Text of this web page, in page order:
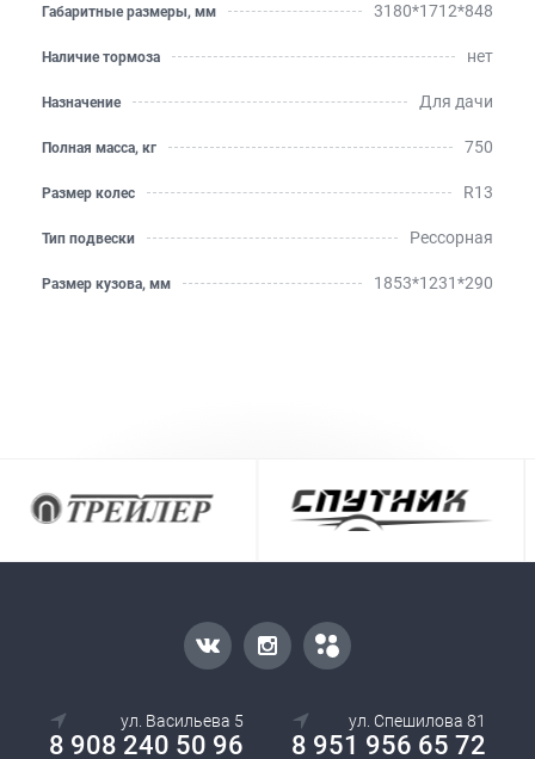
Габаритные размеры, мм 3180*1712*848
Наличие тормоза нет
Назначение Для дачи
Полная масса, кг 750
Размер колес R13
Тип подвески Рессорная
Размер кузова, мм 1853*1231*290
ул. Васильева 5
8 908 240 50 96
ул. Спешилова 81
8 951 956 65 72